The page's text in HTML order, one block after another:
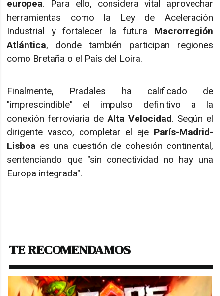
europea. Para ello, considera vital aprovechar
herramientas como la Ley de Aceleración
Industrial y fortalecer la futura Macrorregión
Atlántica, donde también participan regiones
como Bretaña o el País del Loira.
Finalmente, Pradales ha calificado de
"imprescindible" el impulso definitivo a la
conexión ferroviaria deAlta Velocidad. Según el
dirigente vasco, completar el eje París-Madrid-
Lisboa es una cuestión de cohesión continental,
sentenciando que "sin conectividad no hay una
Europa integrada".
TE RECOMENDAMOS